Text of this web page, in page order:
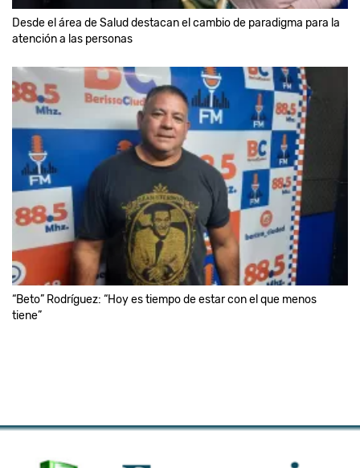
Desde el área de Salud destacan el cambio de paradigma para la
atención a las personas
“Beto” Rodríguez: “Hoy es tiempo de estar con el que menos
tiene”